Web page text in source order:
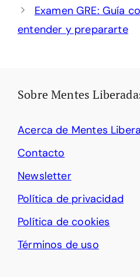
Examen GRE: Guía
entender y prepararte
Sobre Mentes
Acerca de Mentes
Contacto
Newsletter
Política de privacidad
Política de cookies
Términos de uso